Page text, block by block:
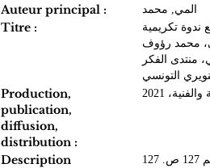
Auteur principal : المي‏, ‏محمد‏
Titre :
تكريمية
ديسمبر 2021 ‏محمد المي، محمد رؤوف
منتدى الفكر
التونسي
Production,
publication,
diffusion,
distribution :
‏2021
Description